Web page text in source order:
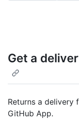
    "installation_id": 123,
    "repository_id": 456
  },
  {
    "guid": "0b989ba4-242f-11e5-81e1-c7b6966d2516",
    "delivered_at": "2019-06-04T00:57:16Z",
Get a
Returns a
GitHub App.